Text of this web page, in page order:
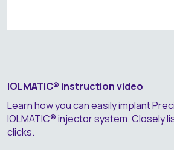
IOLMATIC® instruction video
Learn how you can easily implant
IOLMATIC® injector system. Closely
clicks.